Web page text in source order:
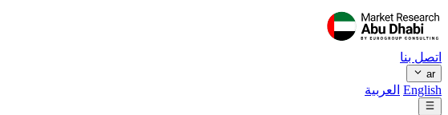
اتصل بنا
ar
English العربية